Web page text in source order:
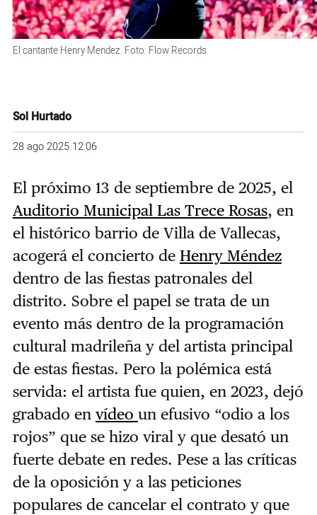
El cantante Henry Mendez. Foto: Flow Records
Sol Hurtado
28 ago 2025 12:06
El próximo 13 de septiembre de 2025, el
Auditorio Municipal Las Trece Rosas, en
el histórico barrio de Villa de Vallecas,
acogerá el concierto de Henry Méndez
dentro de las fiestas patronales del
distrito. Sobre el papel se trata de un
evento más dentro de la programación
cultural madrileña y del artista principal
de estas fiestas. Pero la polémica está
servida: el artista fue quien, en 2023, dejó
grabado en vídeo un efusivo “odio a los
rojos” que se hizo viral y que desató un
fuerte debate en redes. Pese a las críticas
de la oposición y a las peticiones
populares de cancelar el contrato y que